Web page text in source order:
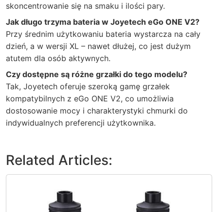
skoncentrowanie się na smaku i ilości pary.
Jak długo trzyma bateria w Joyetech eGo ONE V2?
Przy średnim użytkowaniu bateria wystarcza na cały
dzień, a w wersji XL – nawet dłużej, co jest dużym
atutem dla osób aktywnych.
Czy dostępne są różne grzałki do tego modelu?
Tak, Joyetech oferuje szeroką gamę grzałek
kompatybilnych z eGo ONE V2, co umożliwia
dostosowanie mocy i charakterystyki chmurki do
indywidualnych preferencji użytkownika.
Related Articles: